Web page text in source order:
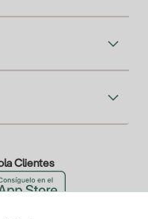
Clientes